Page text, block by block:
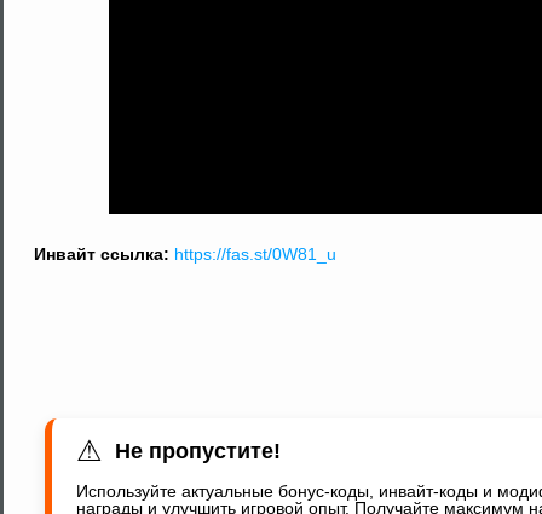
Инвайт ссылка: https://fas.st/0W81_u
⚠ Не пропустите!
Используйте актуальные бонус-коды, инвайт-коды и
награды и улучшить игровой опыт. Получайте максимум